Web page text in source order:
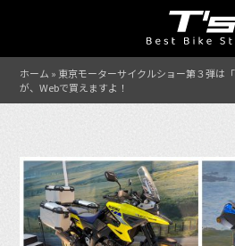
ホーム » 東京モーターサイクルショー第３弾は
が、Webで買えますよ！